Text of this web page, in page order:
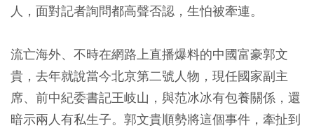
人，面對記者詢問都高聲否認，生怕被牽連。
流亡海外、不時在網路上直播爆料的中國富豪郭文
貴，去年就說當今北京第二號人物，現任國家副主
席、前中紀委書記王岐山，與范冰冰有包養關係，還
暗示兩人有私生子。郭文貴順勢將這個事件，牽扯到